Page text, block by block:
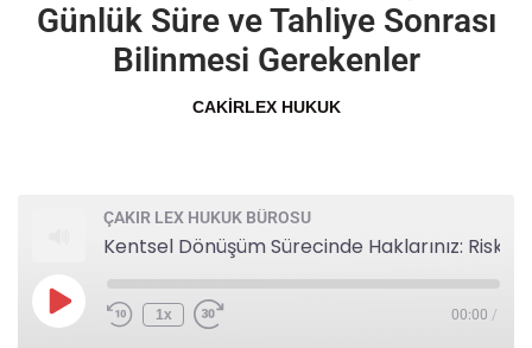
Günlük Süre ve Tahliye Sonrası
Bilinmesi Gerekenler
CAKIRLEX HUKUK
ÇAKIR LEX HUKUK BÜROSU
1x 00:00 /